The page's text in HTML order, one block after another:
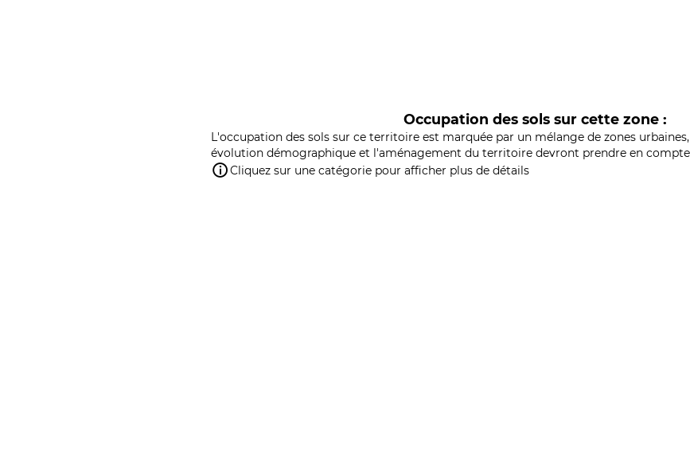
Occupation des sols sur cette zone :
L'occupation des sols sur ce territoire est marquée par un mélange de zones
évolution démographique et l'aménagement du territoire devront prendre en compte
Cliquez sur une catégorie pour afficher plus de détails